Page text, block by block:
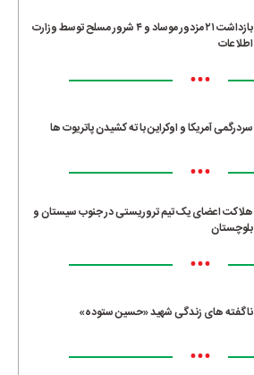
بازداشت ۲۱ مزدور موساد و ۴ شرور مسلح توسط وزارت
اطلاعات
•••
سردرگمی آمریکا و اوکراین با ته کشیدن پاتریوت ها
•••
هلاکت اعضای یک تیم تروریستی در جنوب سیستان و
بلوچستان
•••
ناگفته های زندگی شهید «حسین ستوده»
•••